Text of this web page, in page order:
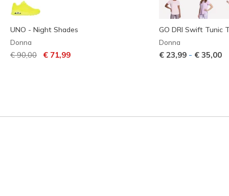
UNO - Night Shades
Donna
Prezzo ridotto da
€ 90,00 per
€ 71,99
GO DRI Swift Tunic
Donna
€ 23,99 - € 35,00